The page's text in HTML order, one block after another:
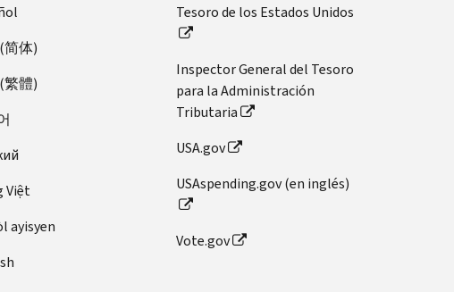
简体)
繁體)
Việt
ayisyen
Tesoro de los Estados Unidos
Inspector General del Tesoro
para la Administración
Tributaria
USA.gov
USAspending.gov (en inglés)
Vote.gov